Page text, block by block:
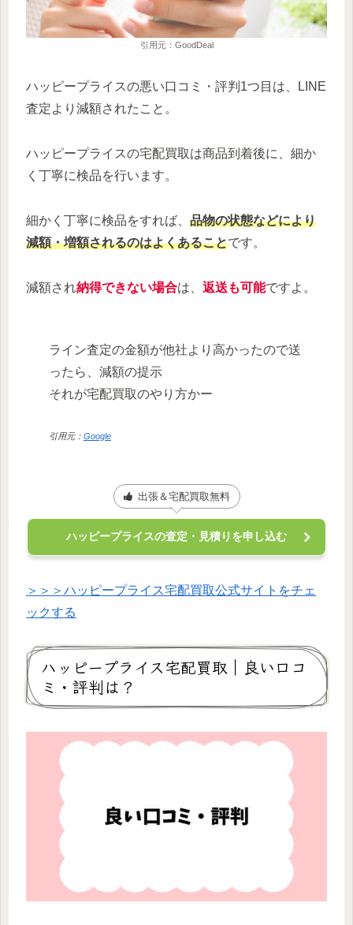
引用元：GoodDeal
ハッピープライスの悪い口コミ・評判1つ目は、LINE
査定より減額されたこと。
ハッピープライスの宅配買取は商品到着後に、細か
く丁寧に検品を行います。
細かく丁寧に検品をすれば、 品物の状態などにより
減額・増額されるのはよくあることです。
減額され納得できない場合は、 返送も可能ですよ。
ライン査定の金額が他社より高かったので送
ったら、減額の提示
それが宅配買取のやり方かー
引用元： Google
出張＆宅配買取無料
ハッピープライスの査定・見積りを申し込む
＞＞＞ハッピープライス宅配買取公式サイトをチェ
ックする
ハッピープライス宅配買取｜良い口コ
ミ・評判は？